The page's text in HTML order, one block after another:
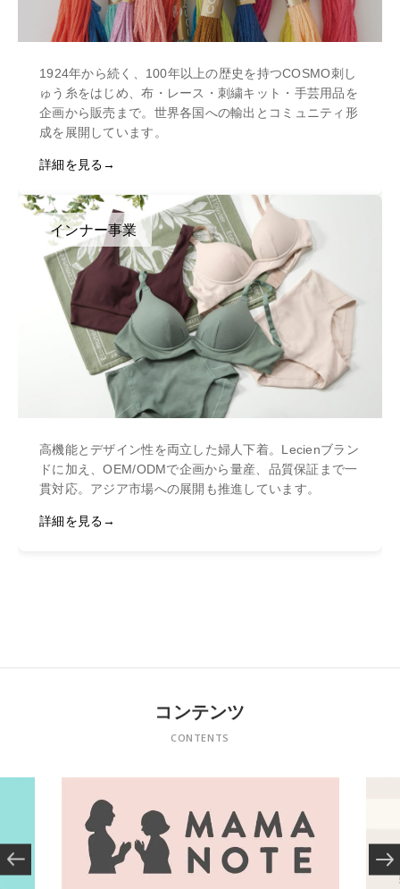
1924年から続く、100年以上の歴史を持つCOSMO刺し
ゅう糸をはじめ、布・レース・刺繍キット・手芸用品を
企画から販売まで。世界各国への輸出とコミュニティ形
成を展開しています。
詳細を見る
インナー事業
高機能とデザイン性を両立した婦人下着。Lecienブラン
ドに加え、OEM/ODMで企画から量産、品質保証まで一
貫対応。アジア市場への展開も推進しています。
詳細を見る
コンテンツ
CONTENTS